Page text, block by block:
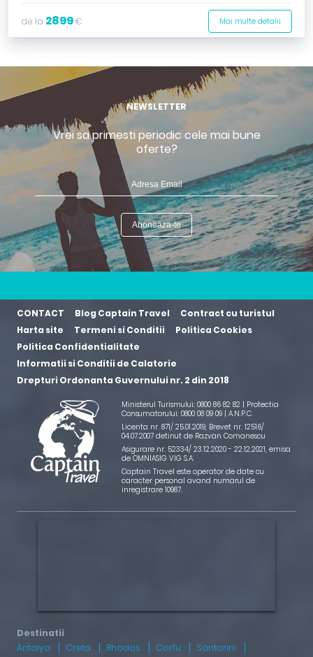
de la 2899€ Mai multe detalii
NEWSLETTER
Vrei sa primesti periodic cele mai bune
oferte?
CONTACT Blog Captain Travel
Contract cu turistul
Harta site
Termeni si Conditii
Politica Cookies
Politica Confidentialitate
Informatii si Conditii de Calatorie
Drepturi Ordonanta Guvernului nr. 2 din 2018
Ministerul Turismului: 0800 86 82 82 | Protectia
Consumatorului: 0800 08 09 09 | A.N.P.C.
Licenta nr. 871/ 25.01.2019, Brevet nr. 12516/
04.07.2007 detinut de Razvan Comanescu
Asigurare nr. 52334/ 23.12.2020 - 22.12.2021, emisa
de OMNIASIG VIG S.A.
Captain Travel este operator de date cu
caracter personal avand numarul de
inregistrare 10987.
Antalya Creta Rhodos Corfu
Santorini